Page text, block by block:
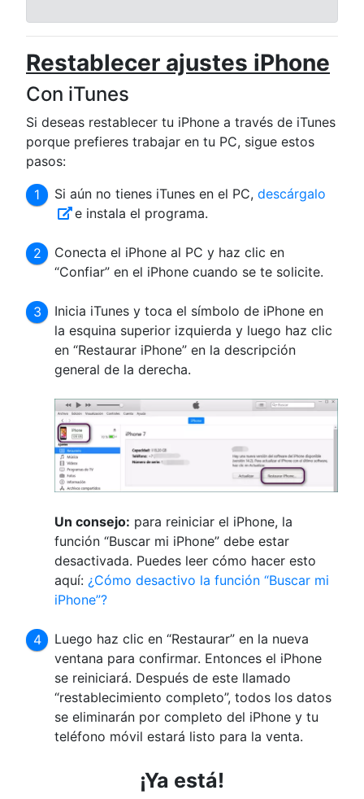
Restablecer ajustes iPhone
Con iTunes
Si deseas restablecer tu iPhone a través de iTunes
porque prefieres trabajar en tu PC, sigue estos
pasos:
Si aún no tienes iTunes en el PC,descárgalo
e instala el programa.
Conecta el iPhone al PC y haz clic en
“Confiar” en el iPhone cuando se te solicite.
Inicia iTunes y toca el símbolo de iPhone en
la esquina superior izquierda y luego haz clic
en “Restaurar iPhone” en la descripción
general de la derecha.
Un consejo: para reiniciar el iPhone, la
función “Buscar mi iPhone” debe estar
desactivada. Puedes leer cómo hacer esto
aquí: ¿Cómo desactivo la función “Buscar mi
iPhone”?
Luego haz clic en “Restaurar” en la nueva
ventana para confirmar. Entonces el iPhone
se reiniciará. Después de este llamado
“restablecimiento completo”, todos los datos
se eliminarán por completo del iPhone y tu
teléfono móvil estará listo para la venta.
¡Ya está!